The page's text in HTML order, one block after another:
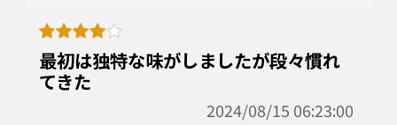
最初は独特な味がしましたが段々慣れ
てきた
2024/08/15 06:23:00